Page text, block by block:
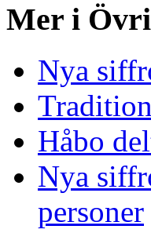
Mer i
Nya
Håbo
Nya
personer